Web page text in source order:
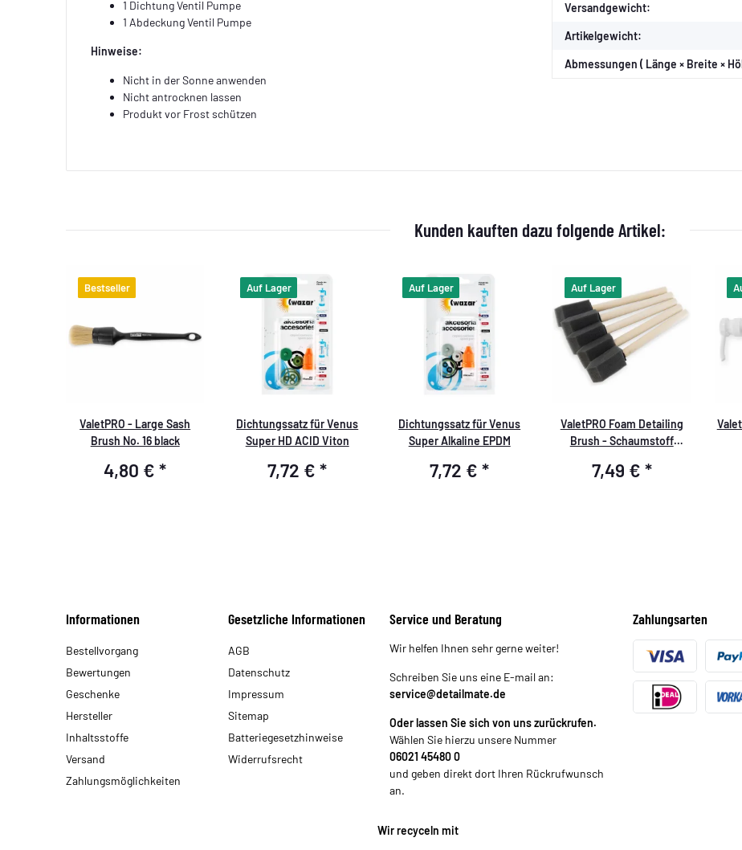
1 Dichtung Ventil Pumpe
1 Abdeckung Ventil Pumpe
Hinweise:
Nicht in der Sonne anwenden
Nicht antrocknen lassen
Produkt vor Frost schützen
Produkteigenschaft
Wert
Versandgewicht:
Artikelgewicht:
Abmessungen ( Länge × Breite ×
Kunden kauften dazu folgende Artikel:
Bestseller
ValetPRO - Large Sash
Brush No. 16 black
4,80 €*
Auf Lager
Dichtungssatz für Venus
Super HD ACID Viton
7,72 €*
Auf Lager
Dichtungssatz für Venus
Super Alkaline EPDM
7,72 €*
Auf Lager
ValetPRO Foam Detailing
Brush - Schaumstoff
Lüftungsschlitze - BRU23
7,49 € *
Informationen
Bestellvorgang
Bewertungen
Geschenke
Hersteller
Inhaltsstoffe
Versand
Zahlungsmöglichkeiten
Gesetzliche Informationen
AGB
Datenschutz
Impressum
Sitemap
Batteriegesetzhinweise
Widerrufsrecht
Service und Beratung
Wir helfen Ihnen sehr gerne weiter!
Schreiben Sie uns eine E-mail an:
service@detailmate.de
Oder lassen Sie sich von uns zurückrufen.
Wählen Sie hierzu unsere Nummer
06021 45480 0
und geben direkt dort Ihren Rückrufwunsch
an.
Zahlungsarten
Wir recyceln mit